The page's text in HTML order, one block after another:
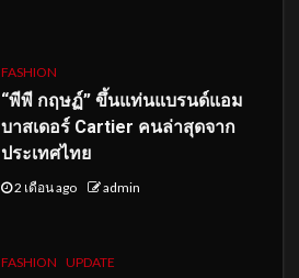
FASHION
“พีพี กฤษฏ์” ขึ้นแท่นแบรนด์แอม
บาสเดอร์ Cartier คนล่าสุดจาก
ประเทศไทย
2 เดือน ago admin
FASHION UPDATE